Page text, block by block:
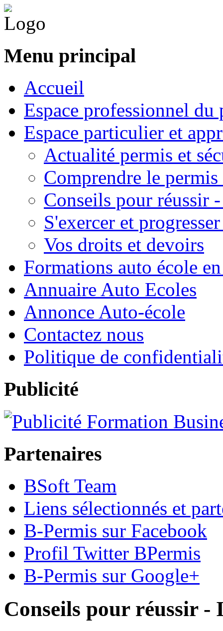
Menu principal
Accueil
Espace professionnel
Espace particulier et
Actualité permis et
Comprendre le permis
Conseils pour réussir
S'exercer et
Vos droits et devoirs
Formations auto école
Annuaire Auto Ecoles
Annonce Auto-école
Contactez nous
Politique de
Publicité
Partenaires
BSoft Team
Liens sélectionnés et
B-Permis sur Facebook
Profil Twitter BPermis
B-Permis sur Google+
Conseils pour réussir -